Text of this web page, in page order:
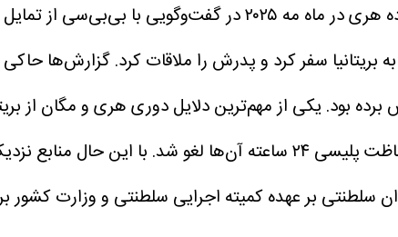
شاهزاده هری در ماه مه ۲۰۲۵ در گفت‌وگویی با
بریتانیا سفر کرد و پدرش را ملاقات کرد. گزارش‌ها
بود.یکی از مهم‌ترین دلایل دوری هری و مگان از
با این حال منابع
بر عهده کمیته اجرایی سلطنتی و وزارت کشور